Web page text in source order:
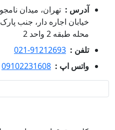
آدرس : تهران، میدان
خیابان اجاره دار، جنب
محله طبقه 2 واحد 2
تلفن : 021-91212693
واتس اپ : 09102231608